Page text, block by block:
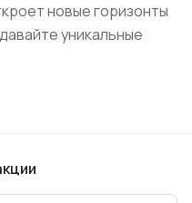
новые горизонты
уникальные